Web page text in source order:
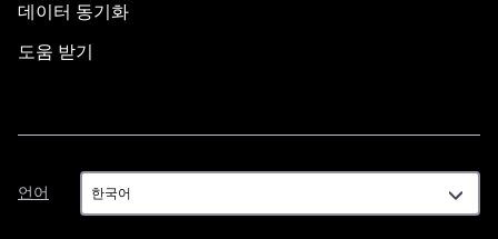
데이터 동기화
도움 받기
언어
언
어